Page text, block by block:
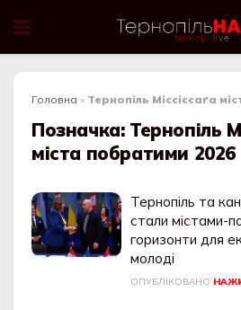
Головна » Тернопіль Міссіссаґа
Позначка: Тернопіль
міста побратими 2026
Тернопіль та
стали містами-
горизонти для
молоді
ОПУБЛІКОВАНО